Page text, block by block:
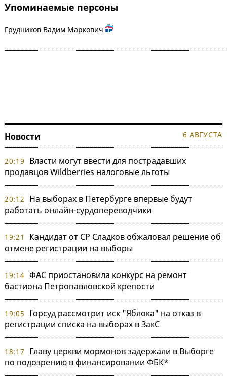
Упоминаемые персоны
Грудников Вадим Маркович
Новости 6 АВГУСТА
20:19
Власти могут ввести для пострадавших
продавцов Wildberries налоговые льготы
20:12
На выборах в Петербурге впервые будут
работать онлайн-сурдопереводчики
19:21
Кандидат от СР Сладков обжаловал решение об
отмене регистрации на выборы
19:14 ФАС приостановила конкурс на ремонт
бастиона Петропавловской крепости
19:05
Горсуд рассмотрит иск "Яблока" на отказ в
регистрации списка на выборах в ЗакС
18:17
Главу церкви мормонов задержали в Выборге
по подозрению в финансировании ФБК*